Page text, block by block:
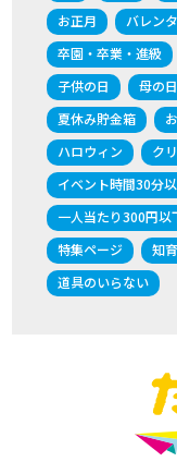
お正月
バレン
卒園・卒業・進級
子供の日
母の日
夏休み貯金箱
ハロウィン
ク
イベント時間30分
一人当たり300円以
特集ページ
知
道具のいらない